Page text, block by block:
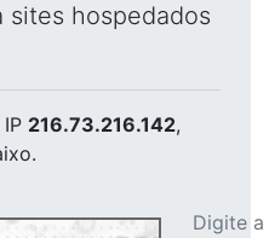
sites hospedados
216.73.216.142,
Digite